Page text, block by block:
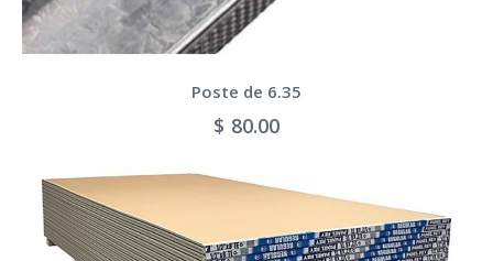
Poste de 6.35
$ 80.00